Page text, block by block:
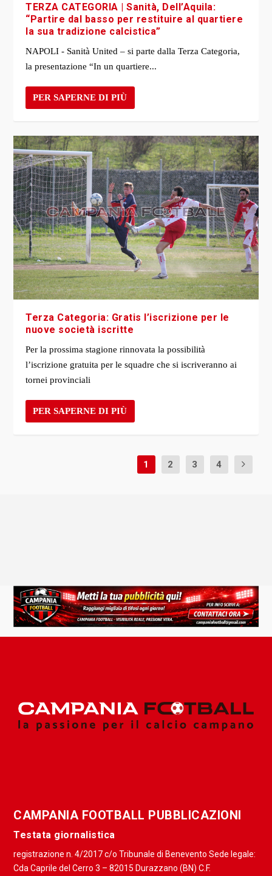
TERZA CATEGORIA | Sanità, Dell’Aquila:
“Partire dal basso per restituire al quartiere
la sua tradizione calcistica”
NAPOLI - Sanità United – si parte dalla Terza Categoria,
la presentazione “In un quartiere...
PER SAPERNE DI PIÙ
Terza Categoria: Gratis l’iscrizione per le
nuove società iscritte
Per la prossima stagione rinnovata la possibilità
l’iscrizione gratuita per le squadre che si iscriveranno ai
tornei provinciali
PER SAPERNE DI PIÙ
1 2 3 4
CAMPANIA FOOTBALL PUBBLICAZIONI
Testata giornalistica
registrazione n. 4/2017 c/o Tribunale di Benevento Sede legale:
Cda Caprile del Cerro 3 – 82015 Durazzano (BN) C.F.